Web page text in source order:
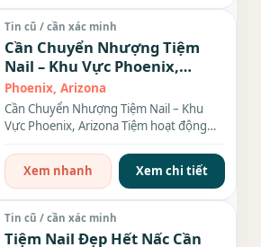
Tin cũ / cần xác minh
Cần Chuyển Nhượng Tiệm
Nail – Khu Vực Phoenix,
Arizona
Phoenix, Arizona
Cần Chuyển Nhượng Tiệm Nail – Khu
Vực Phoenix, Arizona Tiệm hoạt động
Xem nhanh
Xem chi tiết
Tin cũ / cần xác minh
Tiệm Nail Đẹp Hết Nấc Cần